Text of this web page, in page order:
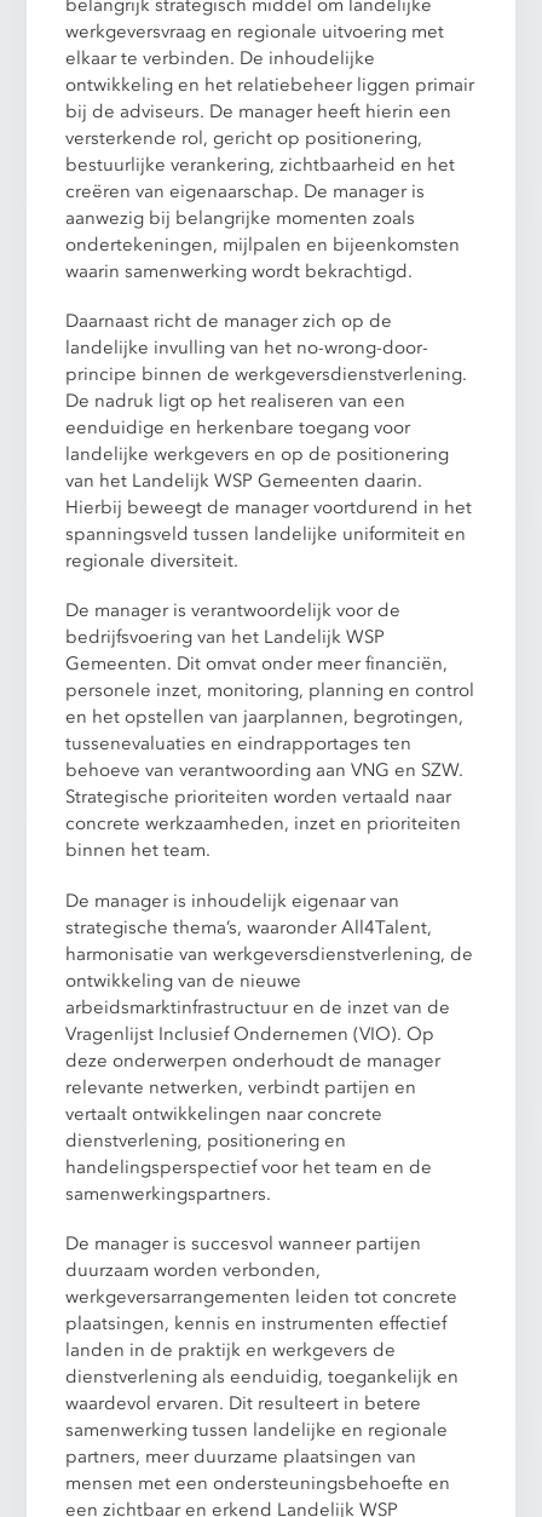
werkgeversvraag en regionale uitvoering met
elkaar te verbinden. De inhoudelijke
ontwikkeling en het relatiebeheer liggen primair
bij de adviseurs. De manager heeft hierin een
versterkende rol, gericht op positionering,
bestuurlijke verankering, zichtbaarheid en het
creëren van eigenaarschap. De manager is
aanwezig bij belangrijke momenten zoals
ondertekeningen, mijlpalen en bijeenkomsten
waarin samenwerking wordt bekrachtigd.
Daarnaast richt de manager zich op de
landelijke invulling van het no-wrong-door-
principe binnen de werkgeversdienstverlening.
De nadruk ligt op het realiseren van een
eenduidige en herkenbare toegang voor
landelijke werkgevers en op de positionering
van het Landelijk WSP Gemeenten daarin.
Hierbij beweegt de manager voortdurend in het
spanningsveld tussen landelijke uniformiteit en
regionale diversiteit.
De manager is verantwoordelijk voor de
bedrijfsvoering van het Landelijk WSP
Gemeenten. Dit omvat onder meer financiën,
personele inzet, monitoring, planning en control
en het opstellen van jaarplannen, begrotingen,
tussenevaluaties en eindrapportages ten
behoeve van verantwoording aan VNG en SZW.
Strategische prioriteiten worden vertaald naar
concrete werkzaamheden, inzet en prioriteiten
binnen het team.
De manager is inhoudelijk eigenaar van
strategische thema’s, waaronder All4Talent,
harmonisatie van werkgeversdienstverlening, de
ontwikkeling van de nieuwe
arbeidsmarktinfrastructuur en de inzet van de
Vragenlijst Inclusief Ondernemen (VIO). Op
deze onderwerpen onderhoudt de manager
relevante netwerken, verbindt partijen en
vertaalt ontwikkelingen naar concrete
dienstverlening, positionering en
handelingsperspectief voor het team en de
samenwerkingspartners.
De manager is succesvol wanneer partijen
duurzaam worden verbonden,
werkgeversarrangementen leiden tot concrete
plaatsingen, kennis en instrumenten effectief
landen in de praktijk en werkgevers de
dienstverlening als eenduidig, toegankelijk en
waardevol ervaren. Dit resulteert in betere
samenwerking tussen landelijke en regionale
partners, meer duurzame plaatsingen van
mensen met een ondersteuningsbehoefte en
een zichtbaar en erkend Landelijk WSP